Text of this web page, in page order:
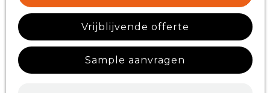
Vrijblijvende offerte
Sample aanvragen